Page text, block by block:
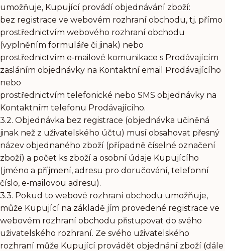
umožňuje, Kupující provádí objednávání zboží:
bez registrace ve webovém rozhraní obchodu, tj. přímo
prostřednictvím webového rozhraní obchodu
(vyplněním formuláře či jinak) nebo
prostřednictvím e‑mailové komunikace s Prodávajícím
zasláním objednávky na Kontaktní email Prodávajícího
nebo
prostřednictvím telefonické nebo SMS objednávky na
Kontaktním telefonu Prodávajícího.
3.2. Objednávka bez registrace (objednávka učiněná
jinak než z uživatelského účtu) musí obsahovat přesný
název objednaného zboží (případně číselné označení
zboží) a počet ks zboží a osobní údaje Kupujícího
(jméno a příjmení, adresu pro doručování, telefonní
číslo, e‑mailovou adresu).
3.3. Pokud to webové rozhraní obchodu umožňuje,
může Kupující na základě jím provedené registrace ve
webovém rozhraní obchodu přistupovat do svého
uživatelského rozhraní. Ze svého uživatelského
rozhraní může Kupující provádět objednání zboží (dále